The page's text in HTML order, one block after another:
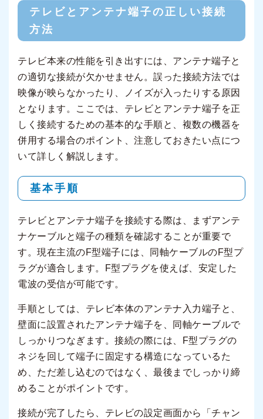
テレビとアンテナ端子の正しい接続
方法
テレビ本来の性能を引き出すには、アンテナ端子と
の適切な接続が欠かせません。誤った接続方法では
映像が映らなかったり、ノイズが入ったりする原因
となります。ここでは、テレビとアンテナ端子を正
しく接続するための基本的な手順と、複数の機器を
併用する場合のポイント、注意しておきたい点につ
いて詳しく解説します。
基本手順
テレビとアンテナ端子を接続する際は、まずアンテ
ナケーブルと端子の種類を確認することが重要で
す。現在主流のF型端子には、同軸ケーブルのF型プ
ラグが適合します。F型プラグを使えば、安定した
電波の受信が可能です。
手順としては、テレビ本体のアンテナ入力端子と、
壁面に設置されたアンテナ端子を、同軸ケーブルで
しっかりつなぎます。接続の際には、F型プラグの
ネジを回して端子に固定する構造になっているた
め、ただ差し込むのではなく、最後までしっかり締
めることがポイントです。
接続が完了したら、テレビの設定画面から「チャン